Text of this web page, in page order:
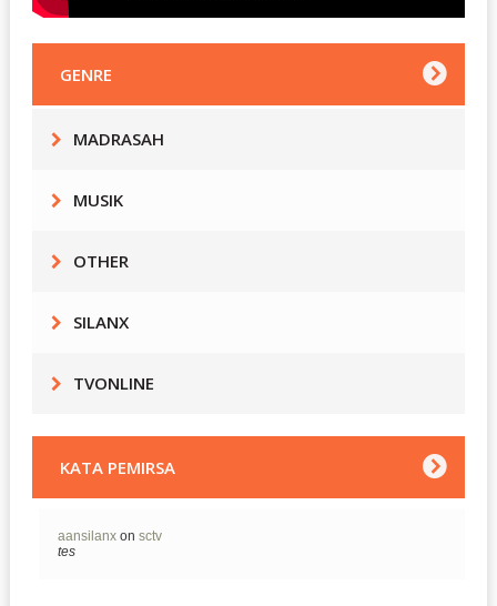
GENRE
MADRASAH
MUSIK
OTHER
SILANX
TVONLINE
KATA PEMIRSA
aansilanxon sctv
tes